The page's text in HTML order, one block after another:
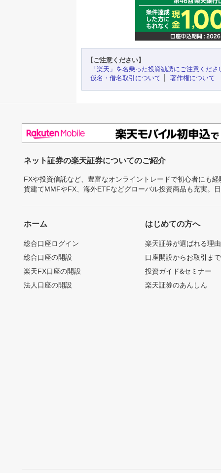
【ご注意ください】
「楽天」を名乗った投資勧誘にご注意くださ
仮名・借名取引について
著作権について
ネット証券の楽天証券についてのご紹介
FXや投資信託など、豊富なオンライントレードで初心者にも
貨建てMMFやFX、海外ETFなどグローバル投資商品も充実。
ホーム
総合口座ログイン
総合口座の開設
楽天FX口座の開設
法人口座の開設
はじめての方へ
楽天証券が選ばれる理由
口座開設からお取引ま
投資ガイド&セミナー
楽天証券のあんしん